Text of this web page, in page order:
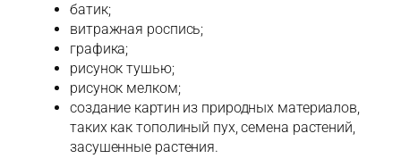
батик;
витражная роспись;
графика;
рисунок тушью;
рисунок мелком;
создание картин из природных материалов,
таких как тополиный пух, семена растений,
засушенные растения.